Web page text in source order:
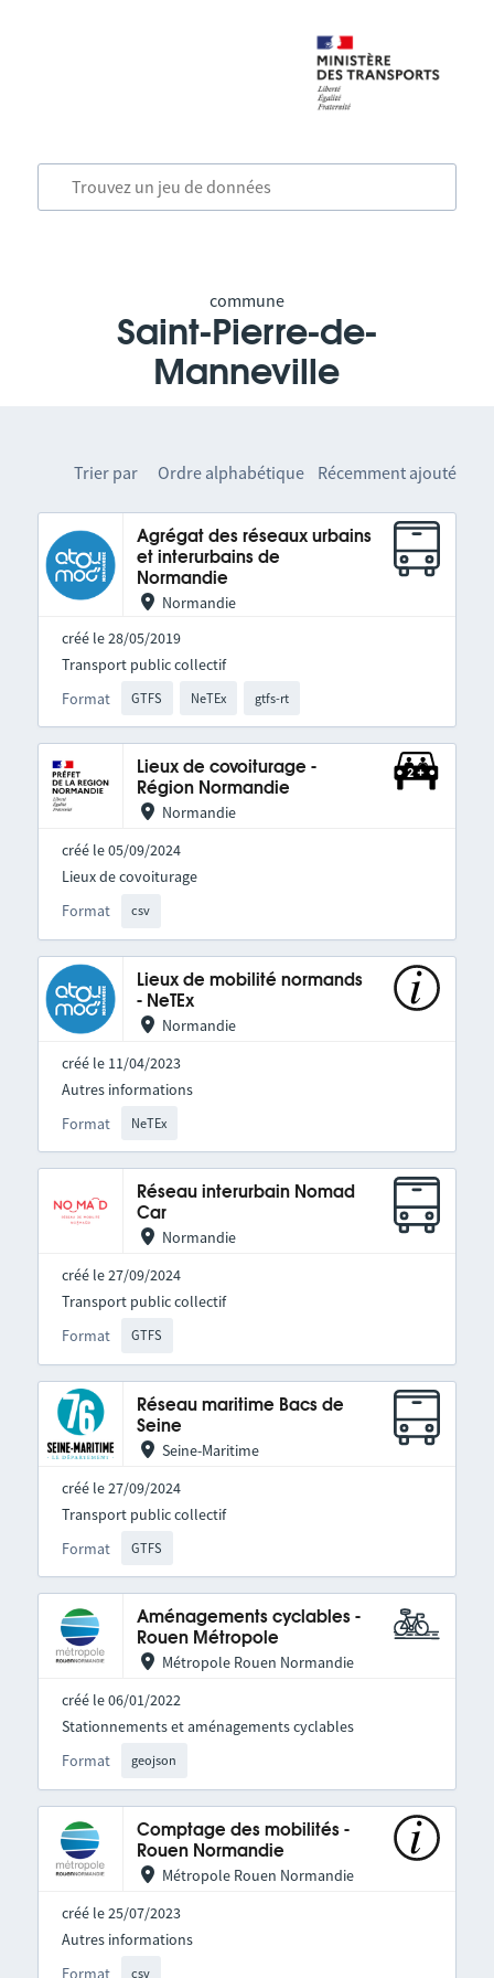
commune
Saint-Pierre-de-
Manneville
Trier par Ordre alphabétique Récemment ajouté
Agrégat des réseaux urbains
et interurbains de
Normandie
Normandie
créé le 28/05/2019
Format GTFS NeTEx gtfs-rt
Transport public collectif
Lieux de covoiturage -
Région Normandie
Normandie
créé le 05/09/2024
Format csv
Lieux de covoiturage
Lieux de mobilité normands
- NeTEx
Normandie
créé le 11/04/2023
Format NeTEx
Autres informations
Réseau interurbain Nomad
Car
Normandie
créé le 27/09/2024
Format GTFS
Transport public collectif
Réseau maritime Bacs de
Seine
Seine-Maritime
créé le 27/09/2024
Format GTFS
Transport public collectif
Aménagements cyclables -
Rouen Métropole
Métropole Rouen Normandie
créé le 06/01/2022
Format geojson
Stationnements et aménagements cyclables
Comptage des mobilités -
Rouen Normandie
Métropole Rouen Normandie
créé le 25/07/2023
Format csv
Autres informations